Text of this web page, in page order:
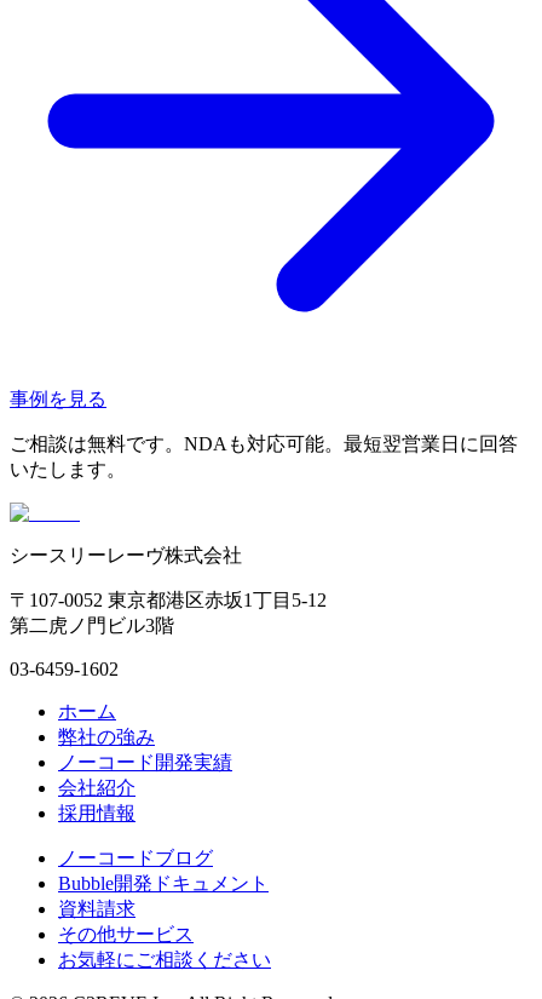
事例を見る
ご相談は無料です。NDAも対応可能。最短翌営業日に回答
いたします。
シースリーレーヴ株式会社
〒107-0052 東京都港区赤坂1丁目5-12
第二虎ノ門ビル3階
03-6459-1602
ホーム
弊社の強み
ノーコード開発実績
会社紹介
採用情報
ノーコードブログ
Bubble開発ドキュメント
資料請求
その他サービス
お気軽にご相談ください